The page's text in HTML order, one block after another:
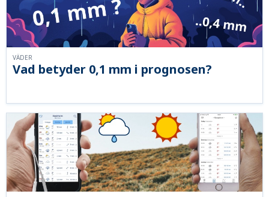
Vad betyder 0,1 mm i prognosen?
VÄDER